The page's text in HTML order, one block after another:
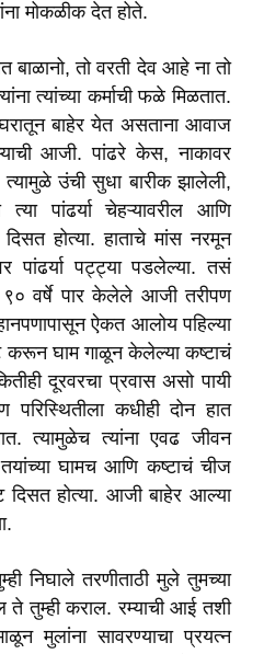
मोकळीक देत होते.
तो वरती देव आहे ना तो
त्यांच्या कर्माची फळे मिळतात.
बाहेर येत असताना आवाज
आजी. पांढरे केस, नाकावर
त्यामुळे उंची सुधा बारीक झालेली,
पांढर्या चेहऱ्यावरील आणि
दिसत होत्या. हाताचे मांस नरमून
पांढर्या पट्ट्या पडलेल्या. तसं
वर्षे पार केलेले आजी तरीपण
ऐकत आलोय पहिल्या
करून घाम गाळून केलेल्या कष्टाचं
दूरवरचा प्रवास असो पायी
परिस्थितीला कधीही दोन हात
त्यामुळेच त्यांना एवढ जीवन
घामच आणि कष्टाचं चीज
दिसत होत्या. आजी बाहेर आल्या
निघाले तरणीताठी मुले तुमच्या
ते तुम्ही कराल. रम्याची आई तशी
मुलांना सावरण्याचा प्रयत्न